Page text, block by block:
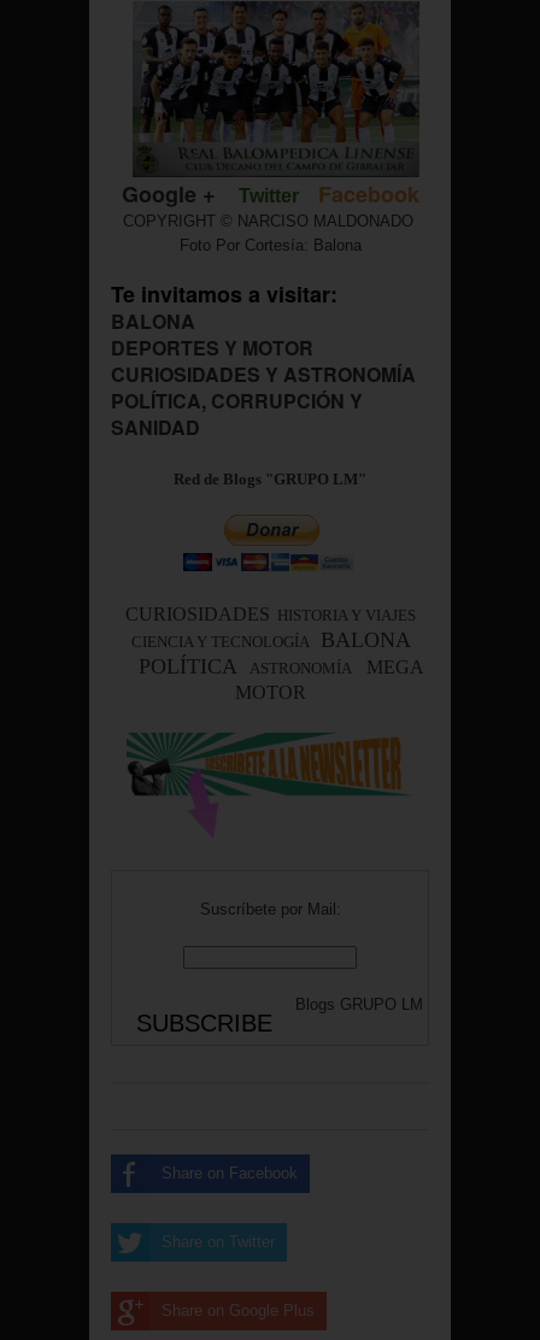
Google + Twitter Facebook
COPYRIGHT © NARCISO MALDONADO
Foto Por Cortesía: Balona
Te invitamos a visitar:
BALONA
DEPORTES Y MOTOR
CURIOSIDADES Y ASTRONOMÍA
POLÍTICA, CORRUPCIÓN Y
SANIDAD
Red de Blogs "GRUPO LM"
CURIOSIDADES HISTORIA Y VIAJES
CIENCIA Y TECNOLOGÍA
BALONA
POLÍTICA
ASTRONOMÍA
MEGA
MOTOR
Suscríbete por Mail:
Blogs GRUPO LM
Share on Facebook
Share on Twitter
Share on Google Plus